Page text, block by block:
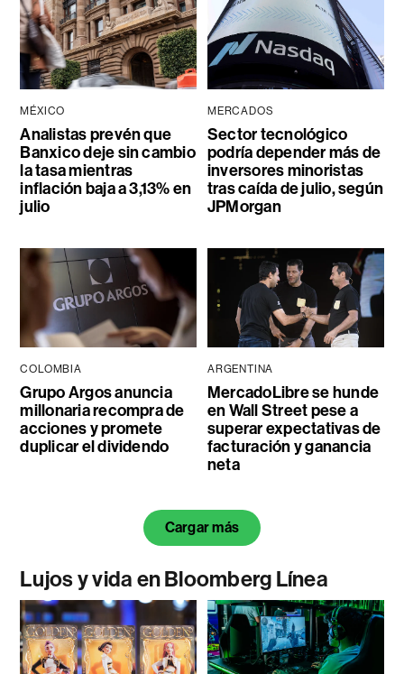
MÉXICO
Analistas prevén que
Banxico deje sin cambio
la tasa mientras
inflación baja a 3,13% en
julio
MERCADOS
Sector tecnológico
podría depender más de
inversores minoristas
tras caída de julio, según
JPMorgan
COLOMBIA
Grupo Argos anuncia
millonaria recompra de
acciones y promete
duplicar el dividendo
ARGENTINA
MercadoLibre se hunde
en Wall Street pese a
superar expectativas de
facturación y ganancia
neta
Cargar más
Lujos y vida en Bloomberg Línea